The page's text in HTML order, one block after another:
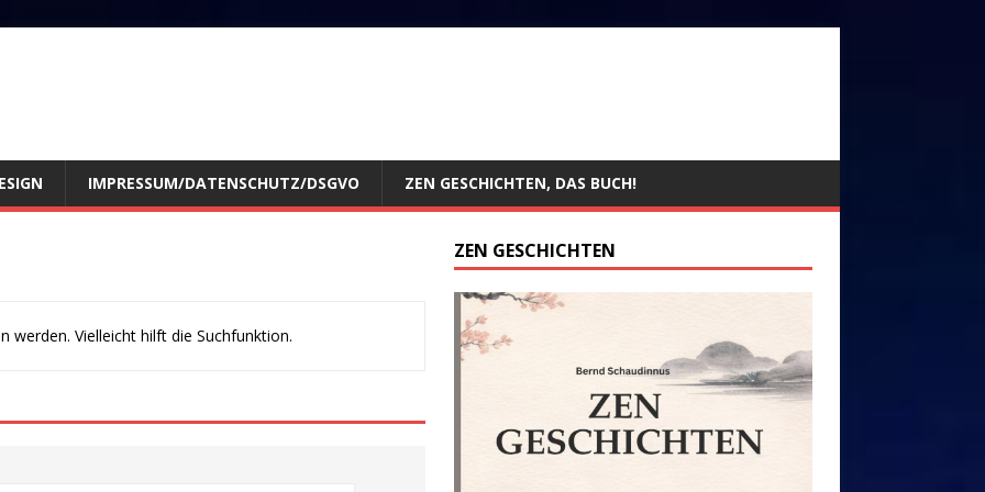
IMPRESSUM/DATENSCHUTZ/DSGVO ZEN GESCHICHTEN, DAS BUCH!
werden. Vielleicht hilft die Suchfunktion.
ZEN GESCHICHTEN